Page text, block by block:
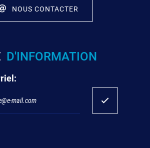
NOUS CONTACTER
D'INFORMATION